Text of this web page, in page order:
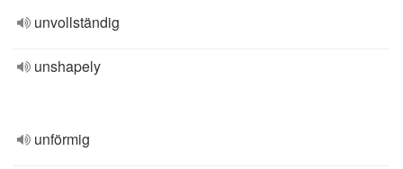
unvollständig
unshapely
unförmig